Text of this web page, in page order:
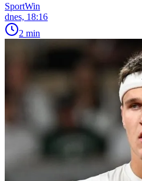
SportWin
dnes, 18:16
2 min